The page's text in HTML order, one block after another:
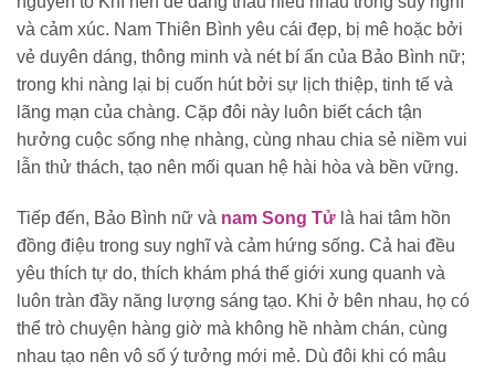
và cảm xúc. Nam Thiên Bình yêu cái đẹp, bị mê hoặc bởi
vẻ duyên dáng, thông minh và nét bí ẩn của Bảo Bình nữ;
trong khi nàng lại bị cuốn hút bởi sự lịch thiệp, tinh tế và
lãng mạn của chàng. Cặp đôi này luôn biết cách tận
hưởng cuộc sống nhẹ nhàng, cùng nhau chia sẻ niềm vui
lẫn thử thách, tạo nên mối quan hệ hài hòa và bền vững.
Tiếp đến, Bảo Bình nữ và nam Song Tử là hai tâm hồn
đồng điệu trong suy nghĩ và cảm hứng sống. Cả hai đều
yêu thích tự do, thích khám phá thế giới xung quanh và
luôn tràn đầy năng lượng sáng tạo. Khi ở bên nhau, họ có
thể trò chuyện hàng giờ mà không hề nhàm chán, cùng
nhau tạo nên vô số ý tưởng mới mẻ. Dù đôi khi có mâu